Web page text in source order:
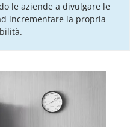
le aziende a divulgare le
incrementare la propria